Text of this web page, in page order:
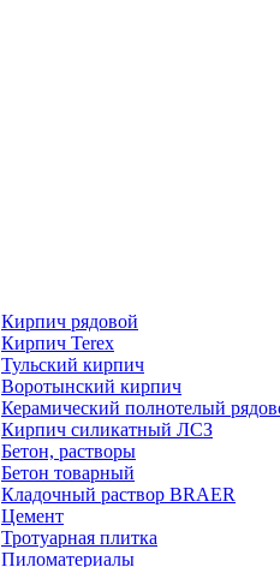
Кирпич рядовой
Кирпич Terex
Тульский кирпич
Воротынский кирпич
Керамический полнотелый
Кирпич силикатный ЛСЗ
Бетон, растворы
Бетон товарный
Кладочный раствор BRAER
Цемент
Тротуарная плитка
Пиломатериалы